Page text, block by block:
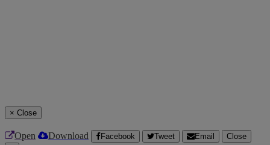
× Close
Open Download Facebook Tweet Email
Close